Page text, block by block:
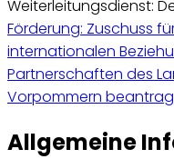
Weiterleitungsdienst:
Förderung: Zuschuss
internationalen
Partnerschaften des
Vorpommern
Allgemeine